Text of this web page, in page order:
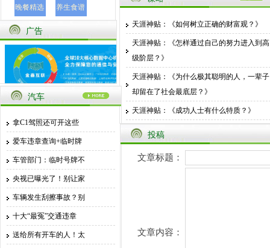
晚餐精选 养生食谱
幼儿营养食谱
修真
政策
防诈骗
视频展示
学习
漏财的面相
天涯神贴：《如何树立正确的财富观？》
天涯神贴：《怎样通过自己的努力进入到高
级阶层？》
天涯神贴：《为什么极其聪明的人，一辈子
却留在了社会最底层？》
天涯神贴：《成功人士有什么特质？》
天涯神贴：《怎么样成为一个内心很强大的
人》
天涯神贴：《富人有哪些思维是穷人所不具
人必学的八大技能
汽车
拿C1驾照还可开这些
爱车违章查询+临时牌
车管部门：临时号牌不
央视已曝光了！别让家
车辆发生刮擦事故？别
十大“最冤”交通违章
送给所有开车的人！太
投稿
文章标题：
文章内容：
广告